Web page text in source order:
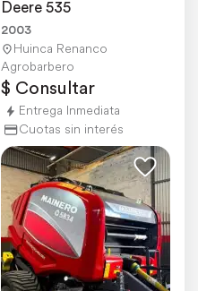
Deere 535
2003
Huinca Renanco
Agrobarbero
$ Consultar
Entrega Inmediata
Cuotas sin interés